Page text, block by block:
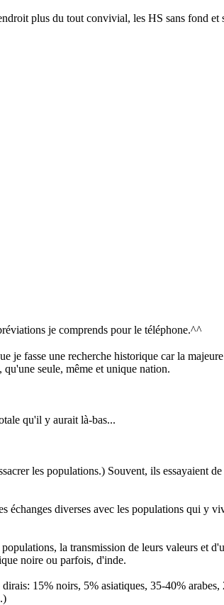
plus du tout convivial, les HS sans fond
je comprends pour le téléphone.^^
je fasse une recherche historique car la
seule, même et unique nation.
qu'il y aurait là-bas...
les populations.) Souvent, ils essayaient
diverses avec les populations qui y
la transmission de leurs valeurs et
noire ou parfois, d'inde.
15% noirs, 5% asiatiques, 35-40%